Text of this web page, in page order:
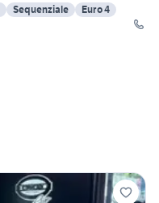
Sequenziale
Euro 4